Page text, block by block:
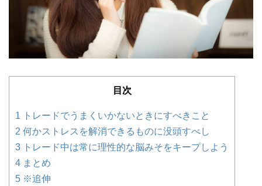
目次
1 トレードでうまくいかないときにすべきこと
2 何かストレスを解消できるものに没頭すべし
3 トレード中は常に理性的な脳みそをキープしよう
4 まとめ
5 ※追伸